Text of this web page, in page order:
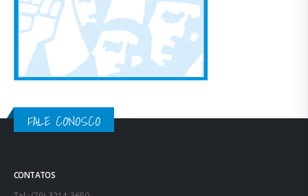
FALE CONOSCO
CONTATOS